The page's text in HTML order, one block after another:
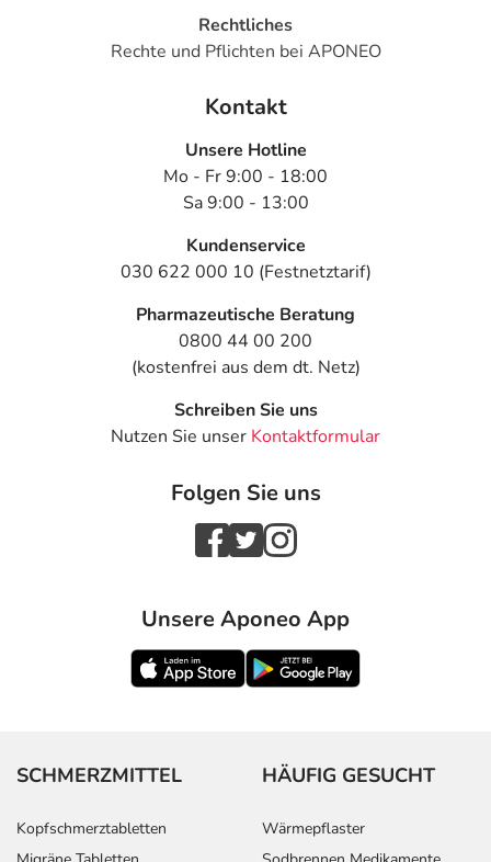
Rechtliches
Rechte und Pflichten bei APONEO
Kontakt
Unsere Hotline
Mo - Fr 9:00 - 18:00
Sa 9:00 - 13:00
Kundenservice
030 622 000 10 (Festnetztarif)
Pharmazeutische Beratung
0800 44 00 200
(kostenfrei aus dem dt. Netz)
Schreiben Sie uns
Nutzen Sie unser Kontaktformular
Folgen Sie uns
Unsere Aponeo App
SCHMERZMITTEL
Kopfschmerztabletten
HÄUFIG GESUCHT
Wärmepflaster